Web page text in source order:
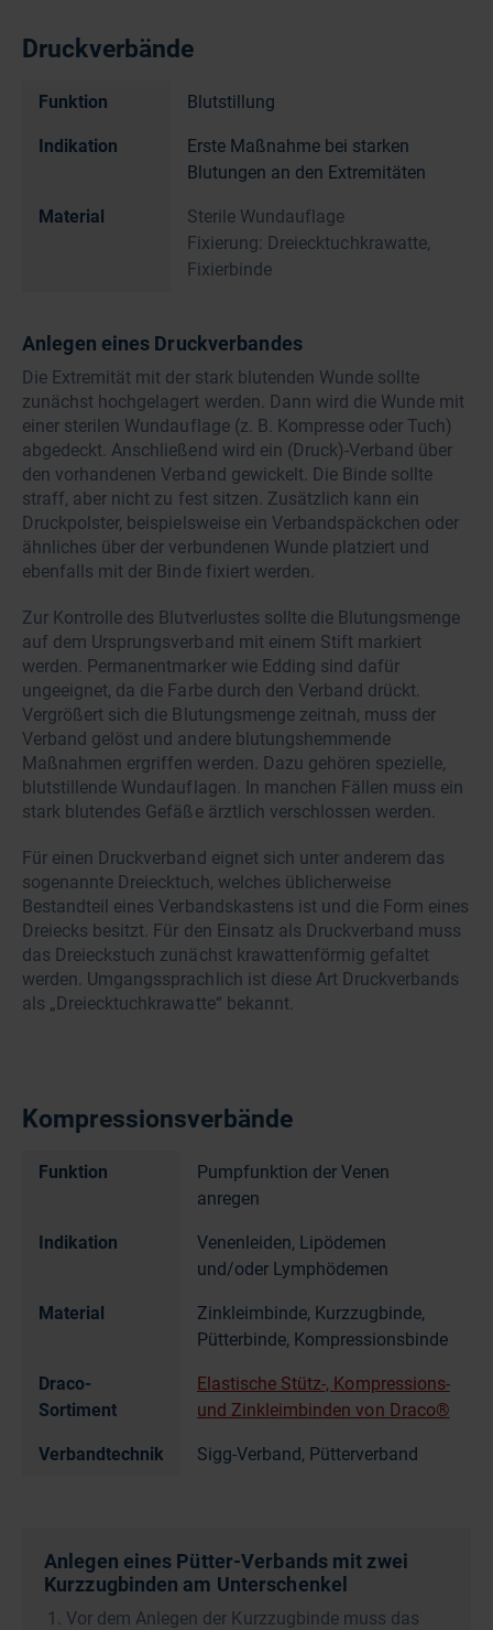
Druckverbände
Funktion Blutstillung
Indikation
Erste Maßnahme bei starken
Blutungen an den Extremitäten
Material
Sterile Wundauflage
Fixierung: Dreiecktuchkrawatte,
Fixierbinde
Anlegen eines Druckverbandes
Die Extremität mit der stark blutenden Wunde sollte
zunächst hochgelagert werden. Dann wird die Wunde mit
einer sterilen Wundauflage (z. B. Kompresse oder Tuch)
abgedeckt. Anschließend wird ein (Druck)-Verband über
den vorhandenen Verband gewickelt. Die Binde sollte
straff, aber nicht zu fest sitzen. Zusätzlich kann ein
Druckpolster, beispielsweise ein Verbandspäckchen oder
ähnliches über der verbundenen Wunde platziert und
ebenfalls mit der Binde fixiert werden.
Zur Kontrolle des Blutverlustes sollte die Blutungsmenge
auf dem Ursprungsverband mit einem Stift markiert
werden. Permanentmarker wie Edding sind dafür
ungeeignet, da die Farbe durch den Verband drückt.
Vergrößert sich die Blutungsmenge zeitnah, muss der
Verband gelöst und andere blutungshemmende
Maßnahmen ergriffen werden. Dazu gehören spezielle,
blutstillende Wundauflagen. In manchen Fällen muss ein
stark blutendes Gefäße ärztlich verschlossen werden.
Für einen Druckverband eignet sich unter anderem das
sogenannte Dreiecktuch, welches üblicherweise
Bestandteil eines Verbandskastens ist und die Form eines
Dreiecks besitzt. Für den Einsatz als Druckverband muss
das Dreieckstuch zunächst krawattenförmig gefaltet
werden. Umgangssprachlich ist diese Art Druckverbands
als „Dreiecktuchkrawatte“ bekannt.
Kompressionsverbände
Funktion
Pumpfunktion der Venen
anregen
Indikation
Venenleiden, Lipödemen
und/oder Lymphödemen
Material
Zinkleimbinde, Kurzzugbinde,
Pütterbinde, Kompressionsbinde
Draco-
Sortiment
Elastische Stütz-, Kompressions-
und Zinkleimbinden von Draco®
Verbandtechnik Sigg-Verband, Pütterverband
Anlegen eines Pütter-Verbands mit zwei
Kurzzugbinden am Unterschenkel
Vor dem Anlegen der Kurzzugbinde muss das